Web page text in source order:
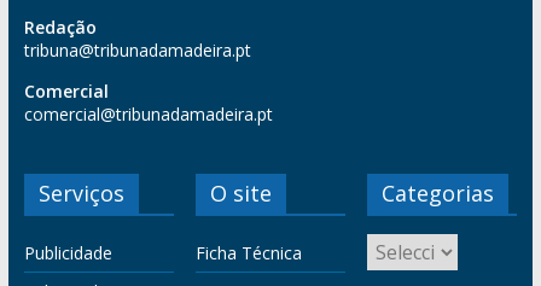
Redação
tribuna@tribunadamadeira.pt
Comercial
comercial@tribunadamadeira.pt
Serviços
Publicidade
O site
Ficha Técnica
Categorias